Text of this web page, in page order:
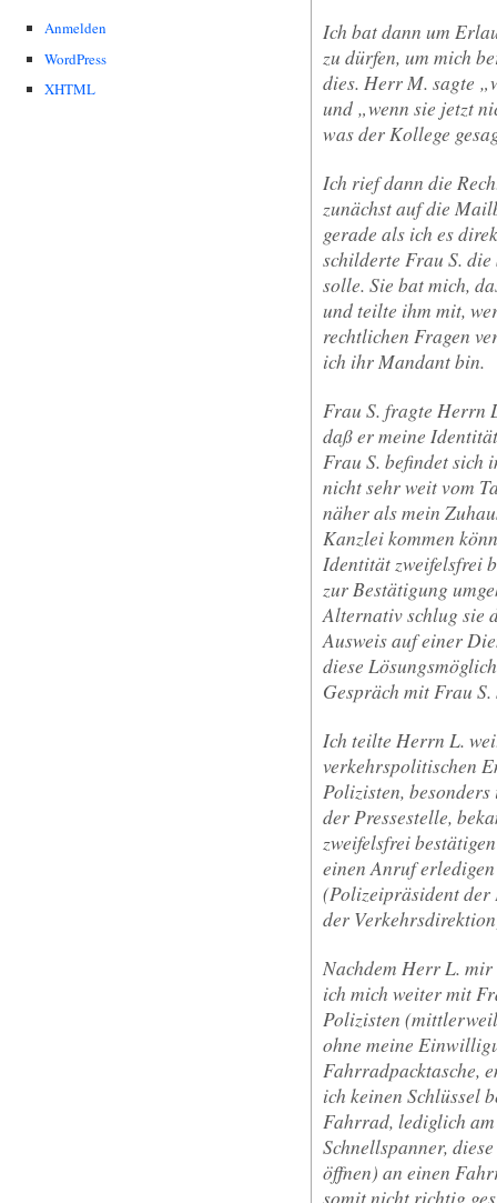
Anmelden
WordPress
XHTML
Ich bat dann um
zu dürfen, um mich
dies. Herr M. sagte
und „wenn sie jetzt
was der Kollege
Ich rief dann die
zunächst auf die
gerade als ich es
schilderte Frau S.
solle. Sie bat mich,
und teilte ihm mit,
rechtlichen Fragen
ich ihr Mandant bin.
Frau S. fragte Herrn
daß er meine
Frau S. befindet sich
nicht sehr weit vom
näher als mein
Kanzlei kommen
Identität zweifelsfrei
zur Bestätigung
Alternativ schlug sie
Ausweis auf einer
diese
Gespräch mit Frau
Ich teilte Herrn L.
verkehrspolitischen
Polizisten,
der Pressestelle,
zweifelsfrei
einen Anruf
(Polizeipräsident
der
Nachdem Herr L. mir
ich mich weiter mit
Polizisten
ohne meine
Fahrradpacktasche,
ich keinen Schlüssel
Fahrrad, lediglich
Schnellspanner,
öffnen) an einen
somit nicht richtig